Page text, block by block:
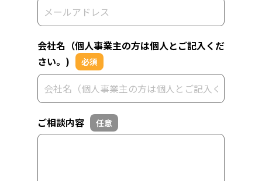
会社名（個人事業主の方は個人とご記入くだ
さい。)
必須
ご相談内容 任意